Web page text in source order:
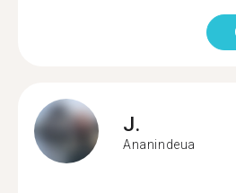
J.
Ananindeua